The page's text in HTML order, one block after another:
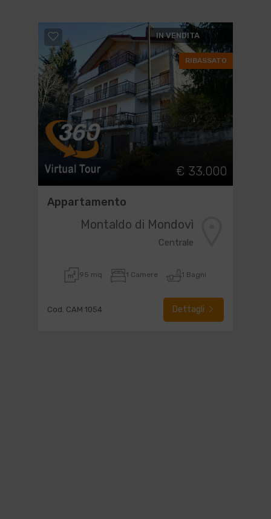
IN VENDITA
RIBASSATO
€ 33.000
Appartamento
Montaldo di Mondovì
Centrale
95 mq 1 Camere 1 Bagni
Cod. CAM 1054 Dettagli